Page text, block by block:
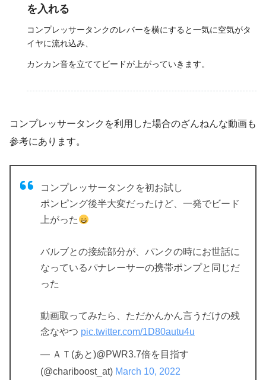
を入れる
コンプレッサータンクのレバーを横にすると一気に空気がタ
イヤに流れ込み、
カンカン音を立ててビードが上がっていきます。
コンプレッサータンクを利用した場合のざんねんな動画も
参考にあります。
コンプレッサータンクを初お試し
ポンピング後半大変だったけど、一発でビード
上がった
バルブとの接続部分が、パンクの時にお世話に
なっているパナレーサーの携帯ポンプと同じだ
った
動画取ってみたら、ただかんかん言うだけの残
念なやつ pic.twitter.com/1D80autu4u
— ＡＴ(あと)@PWR3.7倍を目指す
(@chariboost_at) March 10, 2022